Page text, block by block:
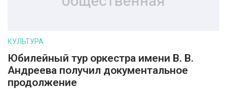
КУЛЬТУРА
Юбилейный тур оркестра имени В. В.
Андреева получил документальное
продолжение